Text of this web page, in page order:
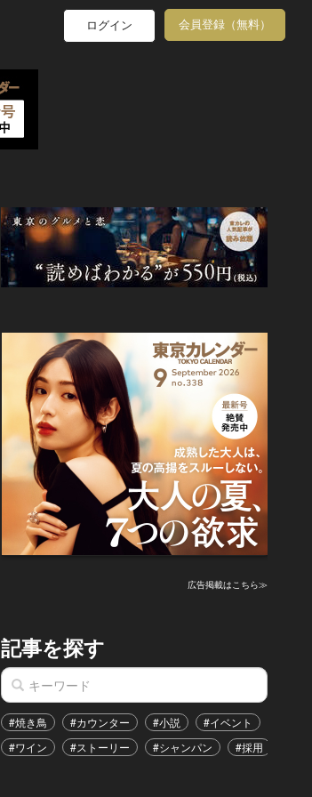
ログイン 会員登録（無料）
広告掲載はこちら≫
記事を探す
#焼き鳥 #カウンター #小説 #イベント
#ワイン
#ストーリー #シャンパン #採用